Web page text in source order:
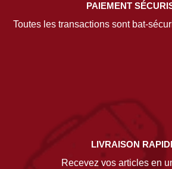
PAIEMENT
Toutes les transactions sont bat-
LIVRAISON
Recevez vos articles en